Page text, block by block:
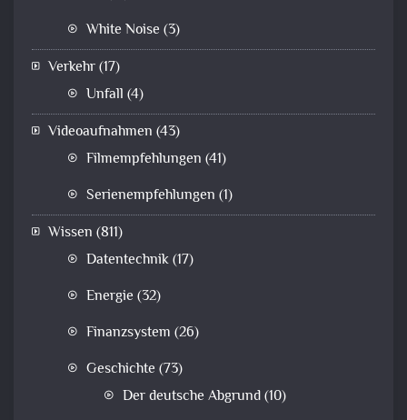
White Noise (3)
Verkehr(17)
Unfall (4)
Videoaufnahmen (43)
Filmempfehlungen (41)
Serienempfehlungen (1)
Wissen (811)
Datentechnik(17)
Energie (32)
Finanzsystem (26)
Geschichte (73)
Der deutsche Abgrund(10)